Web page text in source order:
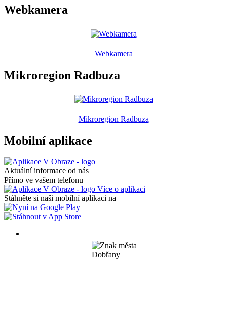
Webkamera
Webkamera
Mikroregion Radbuza
Mikroregion Radbuza
Mobilní aplikace
Aktuální informace od nás
Přímo ve vašem telefonu
Více o aplikaci
Stáhněte si naši mobilní aplikaci na